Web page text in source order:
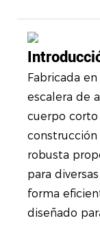
Fabricada
escalera de
cuerpo
construcción
robusta
para
forma
diseñado